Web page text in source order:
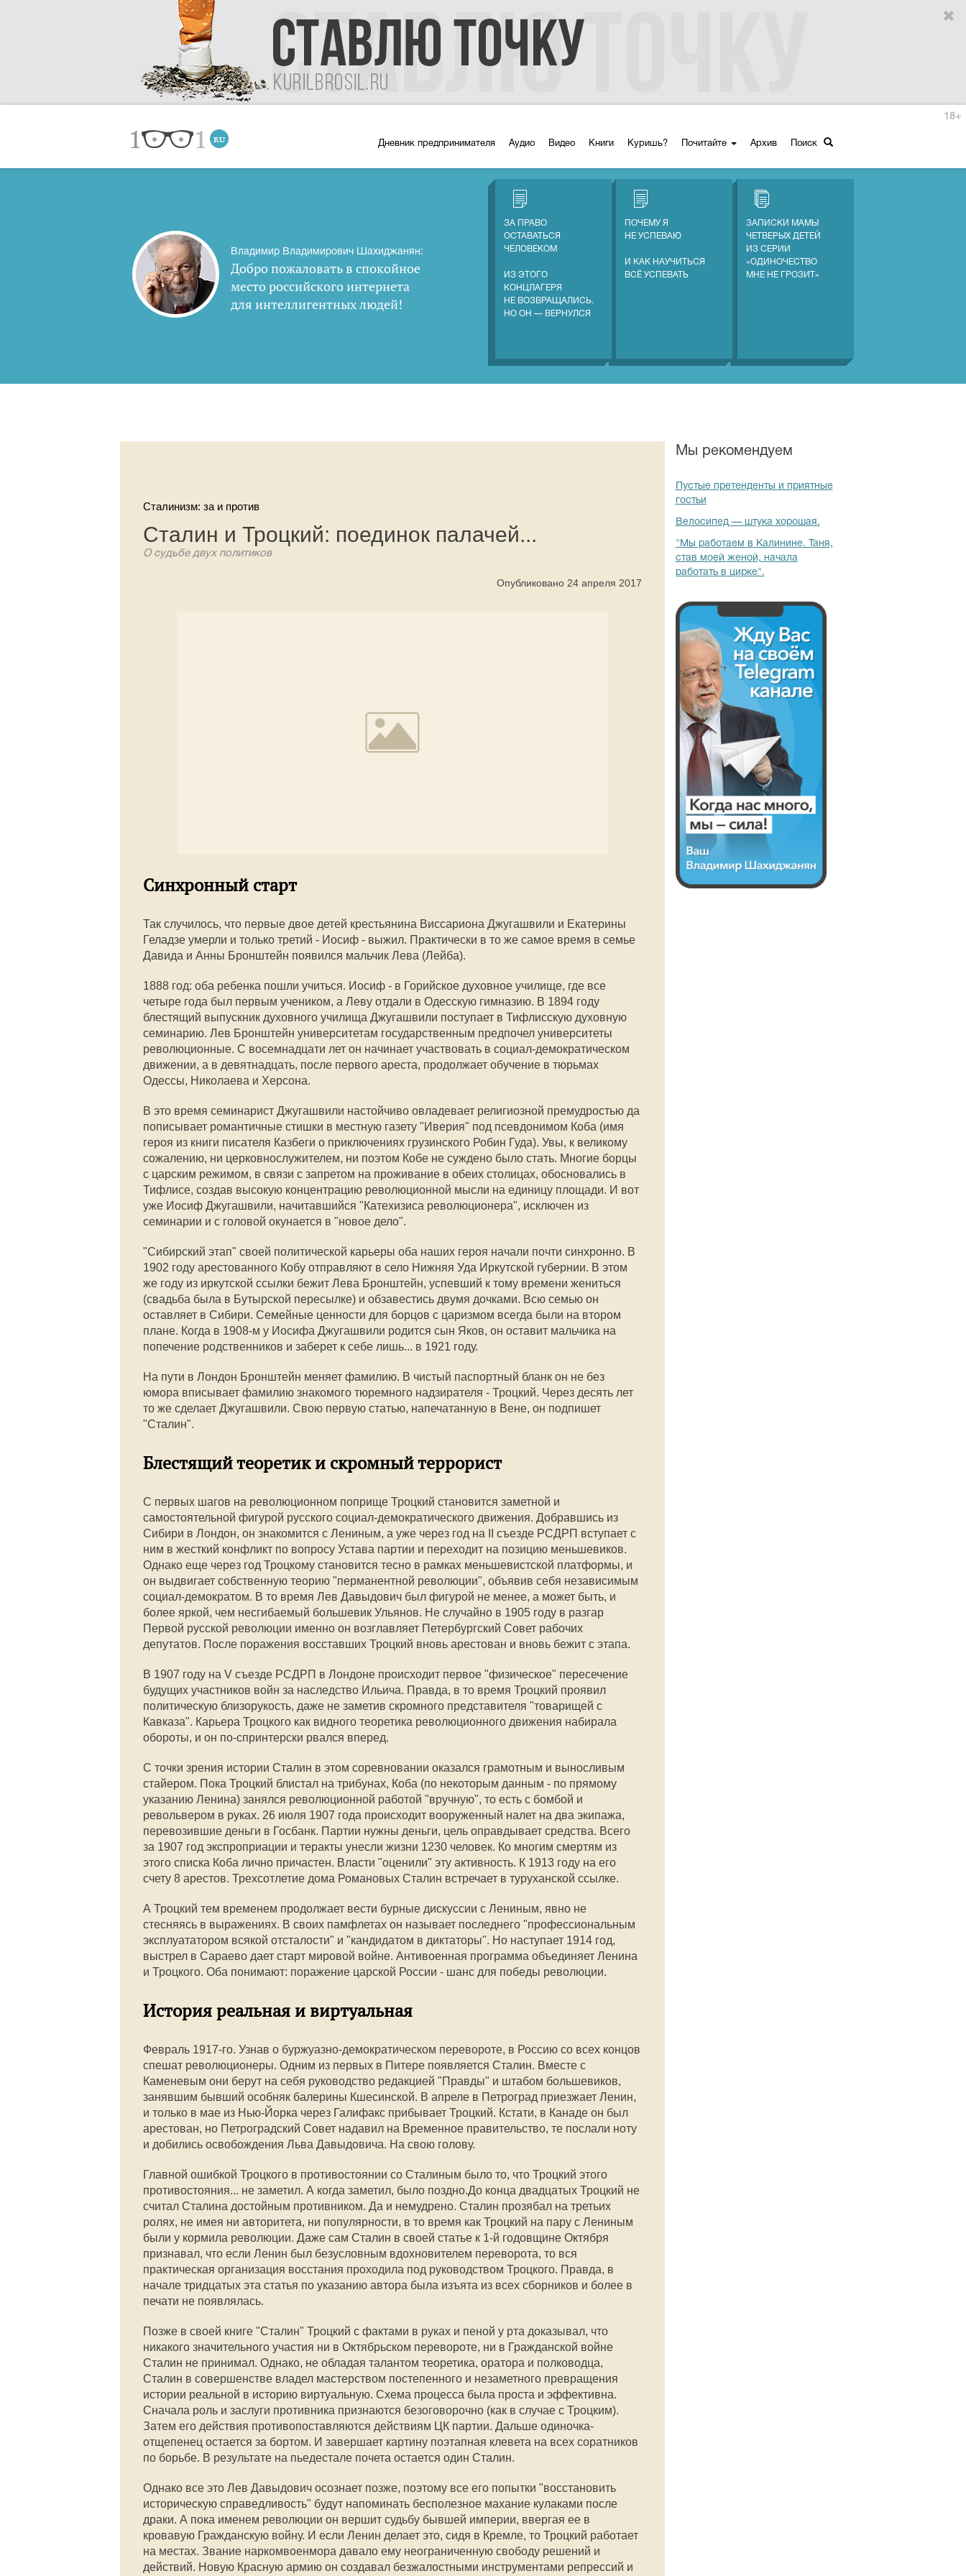
Дневник предпринимателя Аудио Видео Книги Куришь? Почитайте Архив Поиск
18+
Владимир Владимирович Шахиджанян:
Добро пожаловать в спокойное
место российского интернета
для интеллигентных людей!
ЗА ПРАВО
ОСТАВАТЬСЯ
ЧЕЛОВЕКОМ
ИЗ ЭТОГО
КОНЦЛАГЕРЯ
НЕ ВОЗВРАЩАЛИСЬ.
НО ОН — ВЕРНУЛСЯ
ПОЧЕМУ Я
НЕ УСПЕВАЮ
И КАК НАУЧИТЬСЯ
ВСЁ УСПЕВАТЬ
ЗАПИСКИ МАМЫ
ЧЕТВЕРЫХ ДЕТЕЙ
ИЗ СЕРИИ
«ОДИНОЧЕСТВО
МНЕ НЕ ГРОЗИТ»
Сталинизм: за и против
Сталин и Троцкий: поединок палачей...
О судьбе двух политиков
Опубликовано 24 апреля 2017
Синхронный старт
Так случилось, что первые двое детей крестьянина Виссариона Джугашвили и Екатерины
Геладзе умерли и только третий - Иосиф - выжил. Практически в то же самое время в семье
Давида и Анны Бронштейн появился мальчик Лева (Лейба).
1888 год: оба ребенка пошли учиться. Иосиф - в Горийское духовное училище, где все
четыре года был первым учеником, а Леву отдали в Одесскую гимназию. В 1894 году
блестящий выпускник духовного училища Джугашвили поступает в Тифлисскую духовную
семинарию. Лев Бронштейн университетам государственным предпочел университеты
революционные. С восемнадцати лет он начинает участвовать в социал-демократическом
движении, а в девятнадцать, после первого ареста, продолжает обучение в тюрьмах
Одессы, Николаева и Херсона.
В это время семинарист Джугашвили настойчиво овладевает религиозной премудростью да
пописывает романтичные стишки в местную газету "Иверия" под псевдонимом Коба (имя
героя из книги писателя Казбеги о приключениях грузинского Робин Гуда). Увы, к великому
сожалению, ни церковнослужителем, ни поэтом Кобе не суждено было стать. Многие борцы
с царским режимом, в связи с запретом на проживание в обеих столицах, обосновались в
Тифлисе, создав высокую концентрацию революционной мысли на единицу площади. И вот
уже Иосиф Джугашвили, начитавшийся "Катехизиса революционера", исключен из
семинарии и с головой окунается в "новое дело".
"Сибирский этап" своей политической карьеры оба наших героя начали почти синхронно. В
1902 году арестованного Кобу отправляют в село Нижняя Уда Иркутской губернии. В этом
же году из иркутской ссылки бежит Лева Бронштейн, успевший к тому времени жениться
(свадьба была в Бутырской пересылке) и обзавестись двумя дочками. Всю семью он
оставляет в Сибири. Семейные ценности для борцов с царизмом всегда были на втором
плане. Когда в 1908-м у Иосифа Джугашвили родится сын Яков, он оставит мальчика на
попечение родственников и заберет к себе лишь... в 1921 году.
На пути в Лондон Бронштейн меняет фамилию. В чистый паспортный бланк он не без
юмора вписывает фамилию знакомого тюремного надзирателя - Троцкий. Через десять лет
то же сделает Джугашвили. Свою первую статью, напечатанную в Вене, он подпишет
"Сталин".
Блестящий теоретик и скромный террорист
С первых шагов на революционном поприще Троцкий становится заметной и
самостоятельной фигурой русского социал-демократического движения. Добравшись из
Сибири в Лондон, он знакомится с Лениным, а уже через год на II съезде РСДРП вступает с
ним в жесткий конфликт по вопросу Устава партии и переходит на позицию меньшевиков.
Однако еще через год Троцкому становится тесно в рамках меньшевистской платформы, и
он выдвигает собственную теорию "перманентной революции", объявив себя независимым
социал-демократом. В то время Лев Давыдович был фигурой не менее, а может быть, и
более яркой, чем несгибаемый большевик Ульянов. Не случайно в 1905 году в разгар
Первой русской революции именно он возглавляет Петербургский Совет рабочих
депутатов. После поражения восставших Троцкий вновь арестован и вновь бежит с этапа.
В 1907 году на V съезде РСДРП в Лондоне происходит первое "физическое" пересечение
будущих участников войн за наследство Ильича. Правда, в то время Троцкий проявил
политическую близорукость, даже не заметив скромного представителя "товарищей с
Кавказа". Карьера Троцкого как видного теоретика революционного движения набирала
обороты, и он по-спринтерски рвался вперед.
С точки зрения истории Сталин в этом соревновании оказался грамотным и выносливым
стайером. Пока Троцкий блистал на трибунах, Коба (по некоторым данным - по прямому
указанию Ленина) занялся революционной работой "вручную", то есть с бомбой и
револьвером в руках. 26 июля 1907 года происходит вооруженный налет на два экипажа,
перевозившие деньги в Госбанк. Партии нужны деньги, цель оправдывает средства. Всего
за 1907 год экспроприации и теракты унесли жизни 1230 человек. Ко многим смертям из
этого списка Коба лично причастен. Власти "оценили" эту активность. К 1913 году на его
счету 8 арестов. Трехсотлетие дома Романовых Сталин встречает в туруханской ссылке.
А Троцкий тем временем продолжает вести бурные дискуссии с Лениным, явно не
стесняясь в выражениях. В своих памфлетах он называет последнего "профессиональным
эксплуататором всякой отсталости" и "кандидатом в диктаторы". Но наступает 1914 год,
выстрел в Сараево дает старт мировой войне. Антивоенная программа объединяет Ленина
и Троцкого. Оба понимают: поражение царской России - шанс для победы революции.
История реальная и виртуальная
Февраль 1917-го. Узнав о буржуазно-демократическом перевороте, в Россию со всех концов
спешат революционеры. Одним из первых в Питере появляется Сталин. Вместе с
Каменевым они берут на себя руководство редакцией "Правды" и штабом большевиков,
занявшим бывший особняк балерины Кшесинской. В апреле в Петроград приезжает Ленин,
и только в мае из Нью-Йорка через Галифакс прибывает Троцкий. Кстати, в Канаде он был
арестован, но Петроградский Совет надавил на Временное правительство, те послали ноту
и добились освобождения Льва Давыдовича. На свою голову.
Главной ошибкой Троцкого в противостоянии со Сталиным было то, что Троцкий этого
противостояния... не заметил. А когда заметил, было поздно.До конца двадцатых Троцкий не
считал Сталина достойным противником. Да и немудрено. Сталин прозябал на третьих
ролях, не имея ни авторитета, ни популярности, в то время как Троцкий на пару с Лениным
были у кормила революции. Даже сам Сталин в своей статье к 1-й годовщине Октября
признавал, что если Ленин был безусловным вдохновителем переворота, то вся
практическая организация восстания проходила под руководством Троцкого. Правда, в
начале тридцатых эта статья по указанию автора была изъята из всех сборников и более в
печати не появлялась.
Позже в своей книге "Сталин" Троцкий с фактами в руках и пеной у рта доказывал, что
никакого значительного участия ни в Октябрьском перевороте, ни в Гражданской войне
Сталин не принимал. Однако, не обладая талантом теоретика, оратора и полководца,
Сталин в совершенстве владел мастерством постепенного и незаметного превращения
истории реальной в историю виртуальную. Схема процесса была проста и эффективна.
Сначала роль и заслуги противника признаются безоговорочно (как в случае с Троцким).
Затем его действия противопоставляются действиям ЦК партии. Дальше одиночка-
отщепенец остается за бортом. И завершает картину поэтапная клевета на всех соратников
по борьбе. В результате на пьедестале почета остается один Сталин.
Однако все это Лев Давыдович осознает позже, поэтому все его попытки "восстановить
историческую справедливость" будут напоминать бесполезное махание кулаками после
драки. А пока именем революции он вершит судьбу бывшей империи, ввергая ее в
кровавую Гражданскую войну. И если Ленин делает это, сидя в Кремле, то Троцкий работает
на местах. Звание наркомвоенмора давало ему неограниченную свободу решений и
действий. Новую Красную армию он создавал безжалостными инструментами репрессий и
Мы рекомендуем
Пустые претенденты и приятные
гостьи
Велосипед — штука хорошая.
"Мы работаем в Калинине. Таня,
став моей женой, начала
работать в цирке".